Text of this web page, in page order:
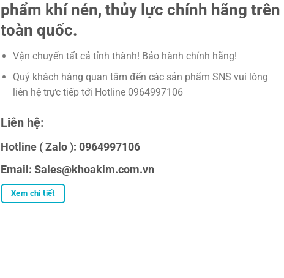
phẩm khí nén, thủy lực chính hãng trên
toàn quốc.
Vận chuyển tất cả tỉnh thành! Bảo hành chính hãng!
Quý khách hàng quan tâm đến các sản phẩm SNS vui lòng
liên hệ trực tiếp tới Hotline 0964997106
Liên hệ:
Hotline ( Zalo ): 0964997106
Email: Sales@khoakim.com.vn
Xem chi tiết